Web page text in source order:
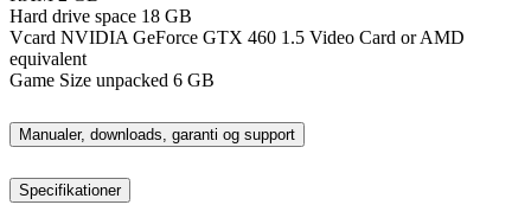
Hard drive space 18 GB
Vcard NVIDIA GeForce GTX 460 1.5 Video Card or AMD
equivalent
Game Size unpacked 6 GB
Manualer, downloads, garanti og support
Specifikationer